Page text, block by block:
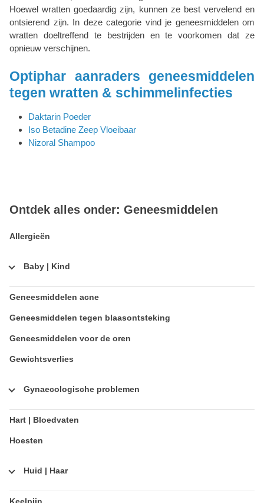
Hoewel wratten goedaardig zijn, kunnen ze best vervelend en
ontsierend zijn. In deze categorie vind je geneesmiddelen om
wratten doeltreffend te bestrijden en te voorkomen dat ze
opnieuw verschijnen.
Optiphar aanraders geneesmiddelen
tegen wratten & schimmelinfecties
Daktarin Poeder
Iso Betadine Zeep Vloeibaar
Nizoral Shampoo
Ontdek alles onder: Geneesmiddelen
Allergieën
Baby | Kind
Geneesmiddelen acne
Geneesmiddelen tegen blaasontsteking
Geneesmiddelen voor de oren
Gewichtsverlies
Gynaecologische problemen
Hart | Bloedvaten
Hoesten
Huid | Haar